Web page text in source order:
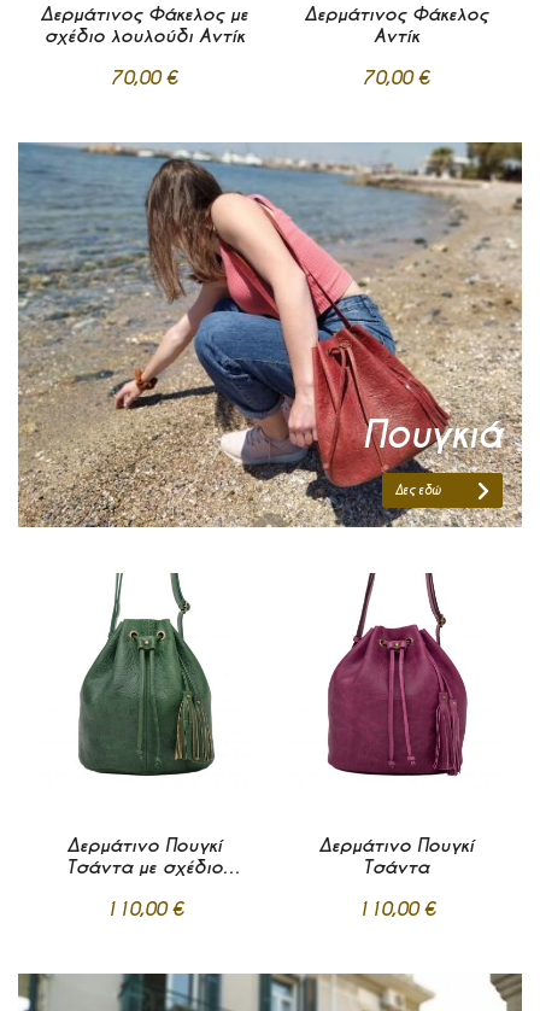
στα
Σε απόθεμα
Προσθήκη στο Καλάθι
Δερμάτινος Φάκελος με
σχέδιο λουλούδι Αντίκ
70,00 €
Αγαπημένα
Σε απόθεμα
Προσθήκη στο Καλάθι
Δερμάτινος Φάκελος
Αντίκ
70,00 €
Πουγκιά
Δες εδώ
Αγαπημένα
Σε απόθεμα
Δερμάτινο Πουγκί
Τσάντα με σχέδιο
110,00 €
στα
Αγαπημένα
Σε απόθεμα
Δερμάτινο Πουγκί
Τσάντα
110,00 €